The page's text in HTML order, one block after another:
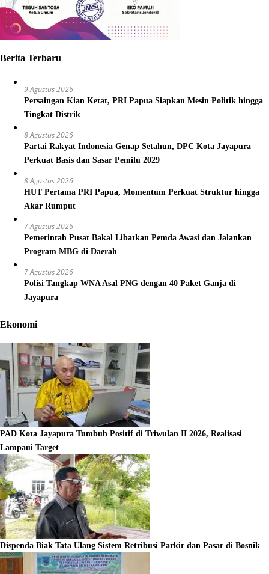
Berita Terbaru
9 Agustus 2026
Persaingan Kian Ketat, PRI Papua Siapkan Mesin Politik hingga
Tingkat Distrik
8 Agustus 2026
Partai Rakyat Indonesia Genap Setahun, DPC Kota Jayapura
Perkuat Basis dan Sasar Pemilu 2029
8 Agustus 2026
HUT Pertama PRI Papua, Momentum Perkuat Struktur hingga
Akar Rumput
7 Agustus 2026
Pemerintah Pusat Bakal Libatkan Pemda Awasi dan Jalankan
Program MBG di Daerah
7 Agustus 2026
Polisi Tangkap WNA Asal PNG dengan 40 Paket Ganja di
Jayapura
Ekonomi
PAD Kota Jayapura Tumbuh Positif di Triwulan II 2026, Realisasi
Lampaui Target
Dispenda Biak Tata Ulang Sistem Retribusi Parkir dan Pasar di Bosnik